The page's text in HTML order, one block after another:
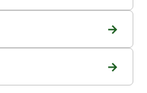
→
→